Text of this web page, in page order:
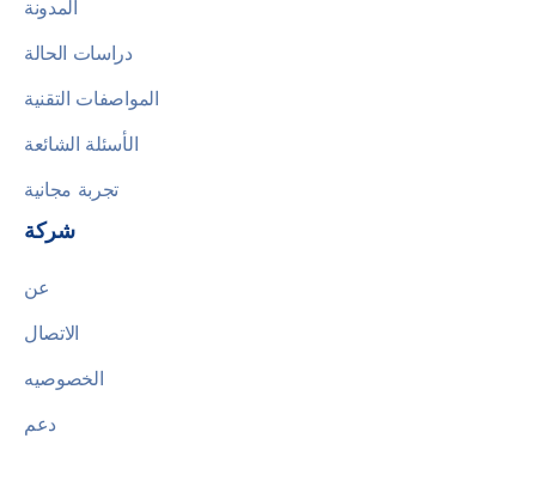
المدونة
دراسات الحالة
المواصفات التقنية
الأسئلة الشائعة
تجربة مجانية
شركة
عن
الاتصال
الخصوصيه
دعم